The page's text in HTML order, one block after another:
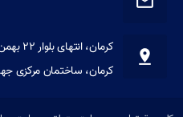
کرمان، ساختمان مرکزی